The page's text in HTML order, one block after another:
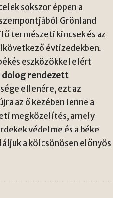
sokszor éppen a
Grönland
természeti kincsek és az
évtizedekben.
eszközökkel elért
dolog rendezett
ellenére, ezt az
az ő kezében lenne a
megközelítés, amely
védelme és a béke
a kölcsönösen előnyös